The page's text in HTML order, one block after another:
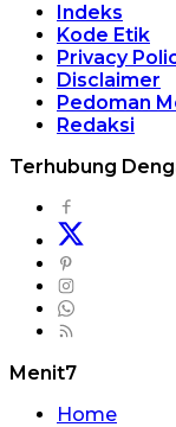
Indeks
Kode Etik
Privacy
Disclaimer
Pedoman
Redaksi
Terhubung
Menit7
Home